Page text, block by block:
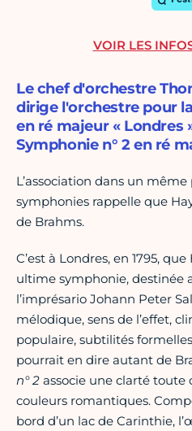
Le chef d'orchestre
dirige l'orchestre pour
en ré majeur « Londres
Symphonie n° 2 en ré
L’association dans un
symphonies rappelle que
de Brahms.
C’est à Londres, en 1795,
ultime symphonie, destinée
l’imprésario Johann Peter
mélodique, sens de l’effet,
populaire, subtilités
pourrait en dire autant de
n° 2 associe une clarté toute
couleurs romantiques.
bord d’un lac de Carinthie,
VOIR LES